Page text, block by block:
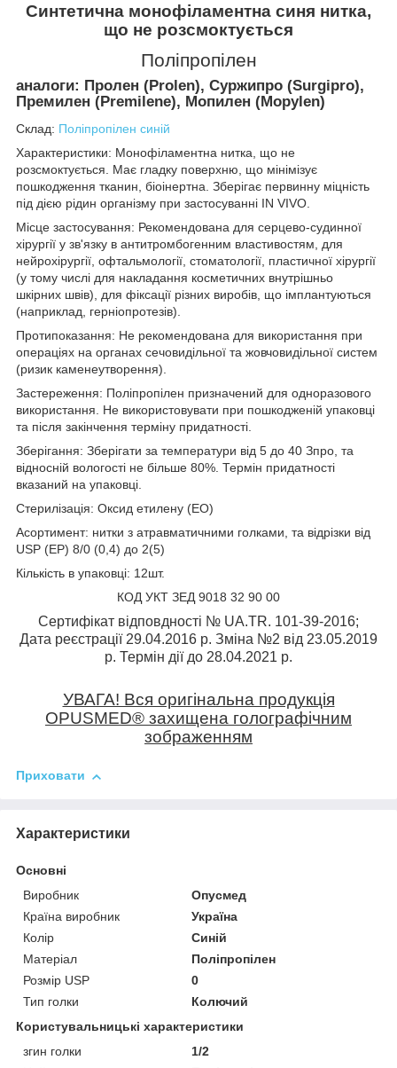
Синтетична монофіламентна синя нитка,
що не розсмоктується
Поліпропілен
аналоги: Пролен (Prolen), Суржипро (Surgipro),
Премилен (Premilene), Мопилен (Mopylen)
Склад: Поліпропілен синій
Характеристики: Монофіламентна нитка, що не
розсмоктується. Має гладку поверхню, що мінімізує
пошкодження тканин, біоінертна. Зберігає первинну міцність
під дією рідин організму при застосуванні IN VIVO.
Місце застосування: Рекомендована для серцево-судинної
хірургії у зв'язку в антитромбогенним властивостям, для
нейрохірургії, офтальмології, стоматології, пластичної хірургії
(у тому числі для накладання косметичних внутрішньо
шкірних швів), для фіксації різних виробів, що імплантуються
(наприклад, герніопротезів).
Протипоказання: Не рекомендована для використання при
операціях на органах сечовидільної та жовчовидільної систем
(ризик каменеутворення).
Застереження: Поліпропілен призначений для одноразового
використання. Не використовувати при пошкодженій упаковці
та після закінчення терміну придатності.
Зберігання: Зберігати за температури від 5 до 40 Зпро, та
відносній вологості не більше 80%. Термін придатності
вказаний на упаковці.
Стерилізація: Оксид етилену (ЕО)
Асортимент: нитки з атравматичними голками, та відрізки від
USP (EP) 8/0 (0,4) до 2(5)
Кількість в упаковці: 12шт.
КОД УКТ ЗЕД 9018 32 90 00
Сертифікат відповдності № UA.TR. 101-39-2016;
Дата реєстрації 29.04.2016 р. Зміна №2 від 23.05.2019
р. Термін дії до 28.04.2021 р.
УВАГА! Вся оригінальна продукція
OPUSMED® захищена голографічним
зображенням
Приховати
Характеристики
Основні
Виробник
Опусмед
Країна виробник
Україна
Колір
Синій
Матеріал
Поліпропілен
Розмір USP
0
Тип голки
Колючий
Користувальницькі характеристики
згин голки
1/2